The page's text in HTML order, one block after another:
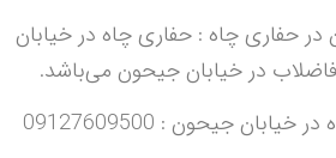
حفاری چاه : حفاری چاه در خیابان
در خیابان جیحون می‌باشد.
جیحون : 09127609500